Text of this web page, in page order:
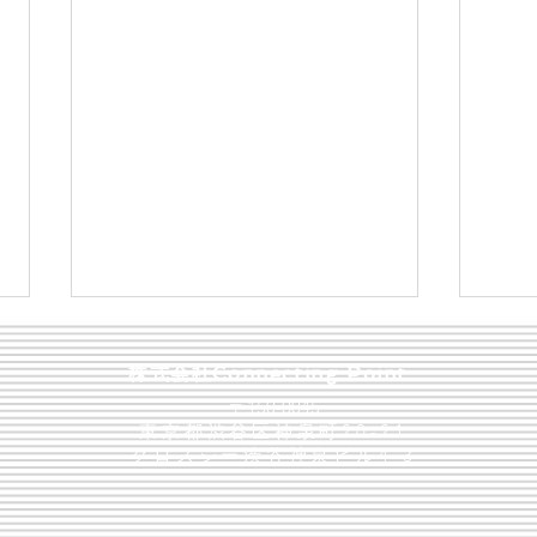
​株式会社Connecting Point
〒150-0045
東京都渋谷区神泉町20-21
​クロスシー渋谷神泉ビル4-3